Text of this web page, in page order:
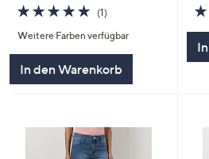
5.0
von
5
(1)
Weitere Farben verfügbar
In den Warenkorb